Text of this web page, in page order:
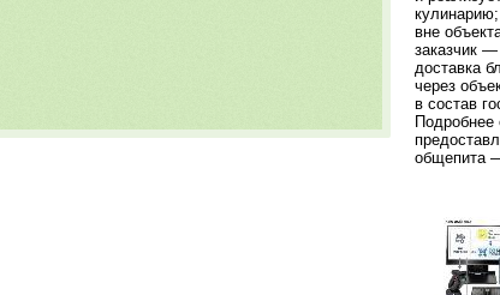
кулинарию;
вне
заказчик
доставка
через
в состав
Подробнее
общепита